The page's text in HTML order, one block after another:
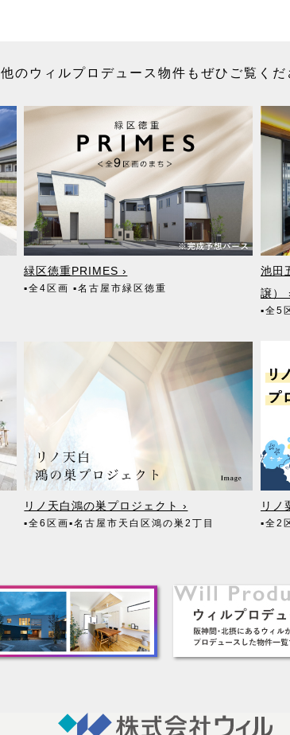
他のウィルプロデュース物件もぜひご覧くだ
緑区徳重PRIMES ›
▪全4区画▪名古屋市緑区徳重
池田
譲）
▪全5
リノ天白鴻の巣プロジェクト ›
▪全6区画▪名古屋市天白区鴻の巣2丁目
リノ
▪全2